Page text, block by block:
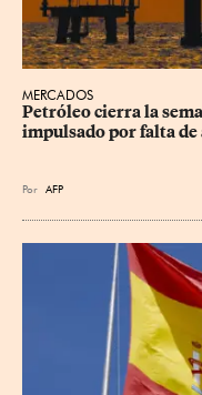
MERCADOS
Petróleo cierra la
impulsado por falta
Por AFP